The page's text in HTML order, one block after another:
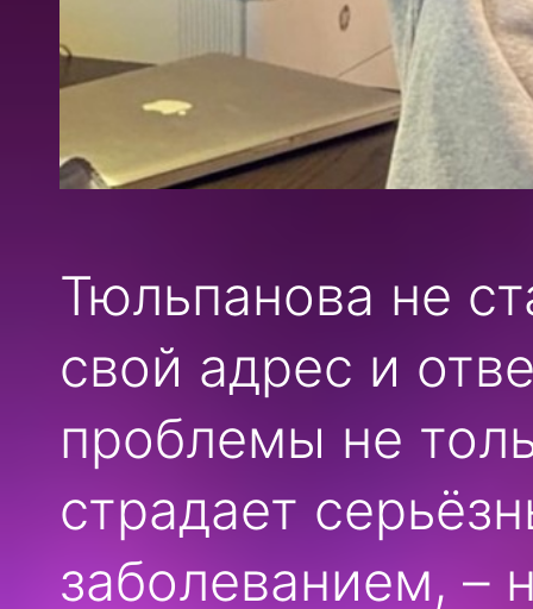
Тюльпанова не
свой адрес и
проблемы не
страдает
заболеванием, –